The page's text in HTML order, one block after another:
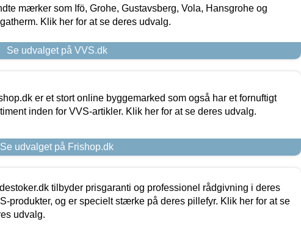
mærker som Ifö, Grohe, Gustavsberg, Vola, Hansgrohe og
Klik her for at se deres udvalg.
Se udvalget på VVS.dk
er et stort online byggemarked som også har et fornuftigt
inden for VVS-artikler. Klik her for at se deres udvalg.
Se udvalget på Frishop.dk
tilbyder prisgaranti og professionel rådgivning i deres
produkter, og er specielt stærke på deres pillefyr. Klik her for at se
udvalg.